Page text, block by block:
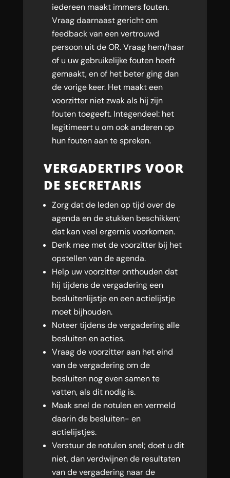
iedereen maakt immers fouten.
Vraag daarnaast gericht om
feedback van een vertrouwd
persoon uit de OR. Vraag hem/haar
of u uw gebruikelijke fouten heeft
gemaakt, en of het beter ging dan
de vorige keer. Het maakt een
voorzitter niet zwak als hij zijn
fouten toegeeft. Integendeel: het
legitimeert u om ook anderen op
hun fouten aan te spreken.
VERGADERTIPS VOOR
DE SECRETARIS
Zorg dat de leden op tijd over de
agenda en de stukken beschikken;
dat kan veel ergernis voorkomen.
Denk mee met de voorzitter bij het
opstellen van de agenda.
Help uw voorzitter onthouden dat
hij tijdens de vergadering een
besluitenlijstje en een actielijstje
moet bijhouden.
Noteer tijdens de vergadering alle
besluiten en acties.
Vraag de voorzitter aan het eind
van de vergadering om de
besluiten nog even samen te
vatten, als dit nodig is.
Maak snel de notulen en vermeld
daarin de besluiten- en
actielijstjes.
Verstuur de notulen snel; doet u dit
niet, dan verdwijnen de resultaten
van de vergadering naar de